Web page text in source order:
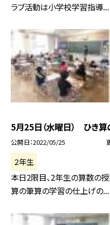
ラブ活動は小学校学習指導...
5月25日（水曜日） ひき
公開日 2022/05/25
２年生
本日2限目、2年生の算数の授
算の筆算の学習の仕上げの...